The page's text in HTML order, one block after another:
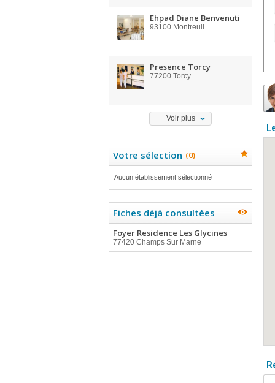
Ehpad Diane Benvenuti
93100 Montreuil
Presence Torcy
77200 Torcy
Voir plus
Votre sélection (0)
Aucun établissement sélectionné
Fiches déjà consultées
Foyer Residence Les Glycines
77420 Champs Sur Marne